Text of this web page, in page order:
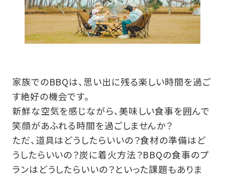
家族でのBBQは、思い出に残る楽しい時間を過ご
す絶好の機会です。
新鮮な空気を感じながら、美味しい食事を囲んで
笑顔があふれる時間を過ごしませんか？
ただ、道具はどうしたらいいの？食材の準備はど
うしたらいいの？炭に着火方法？BBQの食事のプ
ランはどうしたらいいの？といった課題もありま